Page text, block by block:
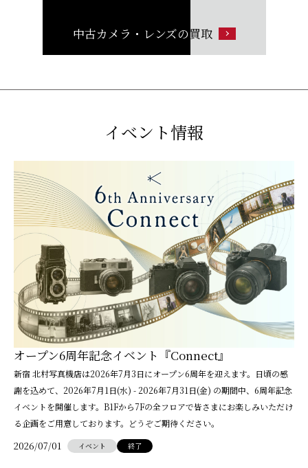
中古カメラ・レンズの買取
イベント情報
オープン6周年記念イベント『Connect』
新宿 北村写真機店は2026年7月3日にオープン6周年を迎えます。日頃の感
謝を込めて、2026年7月1日(水) - 2026年7月31日(金) の期間中、6周年記念
イベントを開催します。B1Fから7Fの全フロアで皆さまにお楽しみいただけ
る企画をご用意しております。どうぞご期待ください。
2026/07/01 イベント 終了